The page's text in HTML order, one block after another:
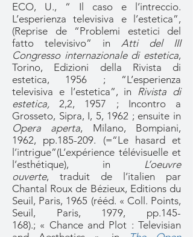
ECO, U., “ Il caso e l’intreccio.
L’esperienza televisiva e l’estetica”,
(Reprise de “Problemi estetici del
fatto televisivo” in Atti del III
Congresso internazionale di estetica,
Torino, Edizioni della Rivista di
estetica, 1956 ; “L’esperienza
televisiva e l’estetica”, in Rivista di
estetica, 2,2, 1957 ; Incontro a
Grosseto, Sipra, I, 5, 1962 ; ensuite in
Opera aperta, Milano, Bompiani,
1962, pp.185-209. (=“Le hasard et
l’intrigue”(L’expérience télévisuelle et
l’esthétique), in L’oeuvre
ouverte, traduit de l’italien par
Chantal Roux de Bézieux, Editions du
Seuil, Paris, 1965 (rééd. « Coll. Points,
Seuil, Paris, 1979, pp.145-
168).; « Chance and Plot : Televisian